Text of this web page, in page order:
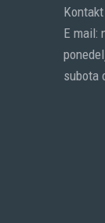
E mail:
subota